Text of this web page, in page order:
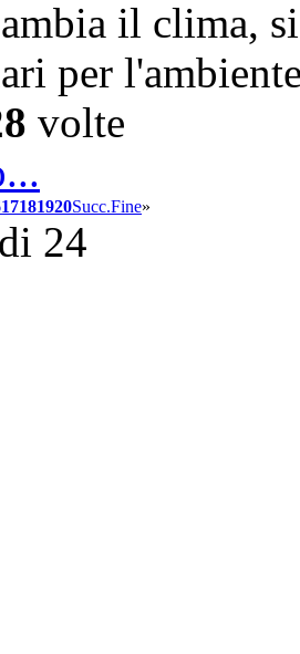
il clima,
per
volte
17181920Succ.Fine»
24